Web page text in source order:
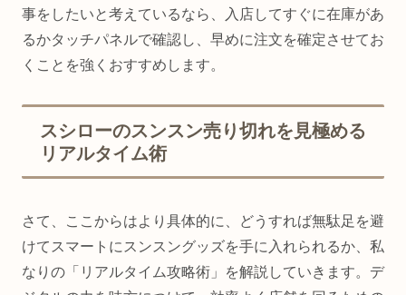
事をしたいと考えているなら、入店してすぐに在庫があ
るかタッチパネルで確認し、早めに注文を確定させてお
くことを強くおすすめします。
スシローのスンスン売り切れを見極める
リアルタイム術
さて、ここからはより具体的に、どうすれば無駄足を避
けてスマートにスンスングッズを手に入れられるか、私
なりの「リアルタイム攻略術」を解説していきます。デ